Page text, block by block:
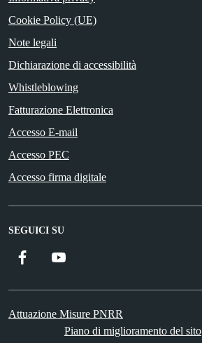
Cookie Policy (UE)
Note legali
Dichiarazione di accessibilità
Whistleblowing
Fatturazione Elettronica
Accesso E-mail
Accesso PEC
Accesso firma digitale
SEGUICI SU
Facebook
Attuazione Misure PNRR
Piano di miglioramento del sito